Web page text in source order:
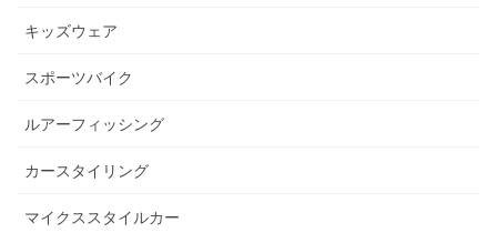
キッズウェア
スポーツバイク
ルアーフィッシング
カースタイリング
マイクススタイルカー